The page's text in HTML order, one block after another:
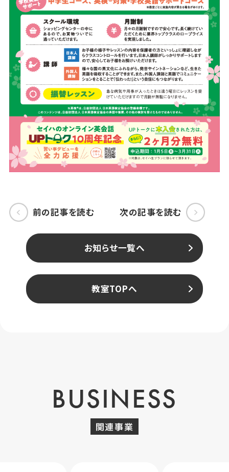
前の記事を読む 次の記事を読む
お知らせ一覧へ
教室TOPへ
BUSINESS
関連事業